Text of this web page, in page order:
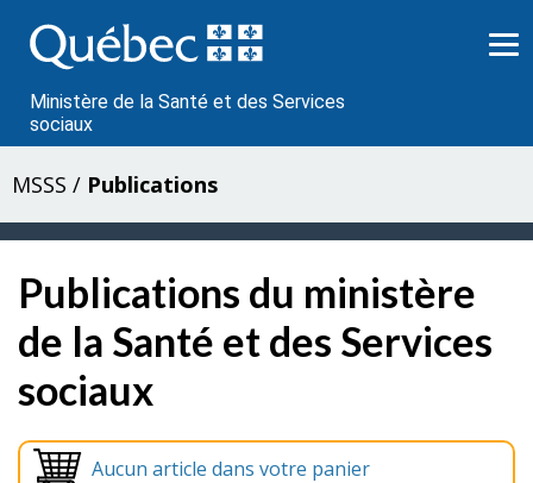
au
contenu
Ministère de la Santé et des Services
sociaux
MSSS / Publications
Publications du ministère
de la Santé et des Services
sociaux
Aucun article dans votre panier